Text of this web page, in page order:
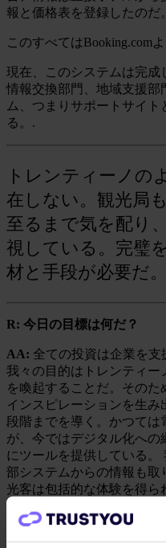
報と価格表を登録したのだ
このすべてはBooking.com
現在、このシステムは完成
情報交換部門、地域支援部
ム、つまりサポートサイ
る。.
トレンティーノの
在しない。観光局
至るまで気を配り
視している。完璧
材と手段が必要だ
R: 今日の目標は何だ？
AA: 全ての投資は企業を支
我々の目的はトレンティー
を喚起することだ。その
インスピレーションを生
段階までを導く。かつては
が、今ではデジタル化へ
にツールを提供している
部システムからの情報も取
光客は包括的な体験を得ら
R: 評判は観光客にとって重